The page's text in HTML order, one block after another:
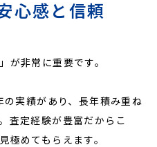
心感と信頼
が非常に重要です。
実績があり、長年積み重ね
査定経験が豊富だからこ
極めてもらえます。